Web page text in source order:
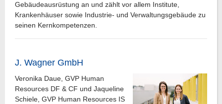
Gebäudeausrüstung an und zählt vor allem Institute,
Krankenhäuser sowie Industrie- und Verwaltungsgebäude zu
seinen Kernkompetenzen.
J. Wagner GmbH
Veronika Daue, GVP Human
Resources DF & CF und Jaqueline
Schiele, GVP Human Resources IS